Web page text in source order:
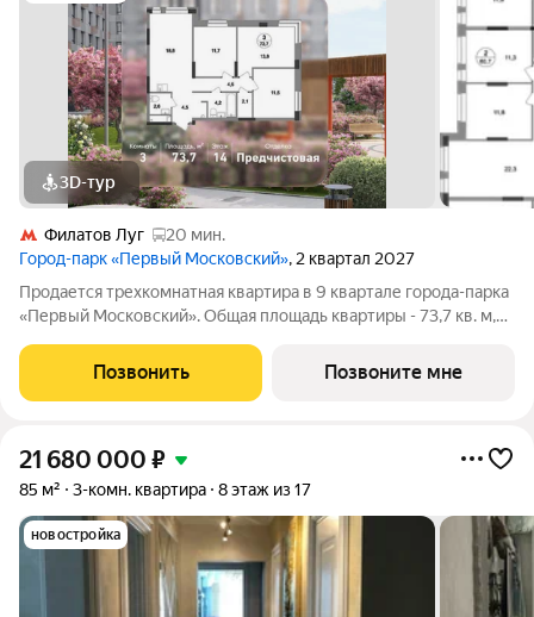
3D-тур
Филатов Луг
20 мин.
Город-парк «Первый Московский», 2 квартал 2027
Продается трехкомнатная квартира в 9 квартале города-парка
«Первый Московский». Общая площадь квартиры - 73,7 кв. м,
монолитный. ТОЛЬКО ДО 31 АВГУСТА выгодные условия на
приобретение
Позвонить Позвоните мне
21 680 000 ₽
85 м² 3-комн. квартира 8 этаж из 17
новостройка